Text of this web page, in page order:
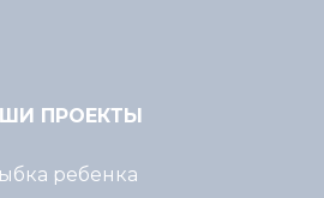
ПРОЕКТЫ
ребенка